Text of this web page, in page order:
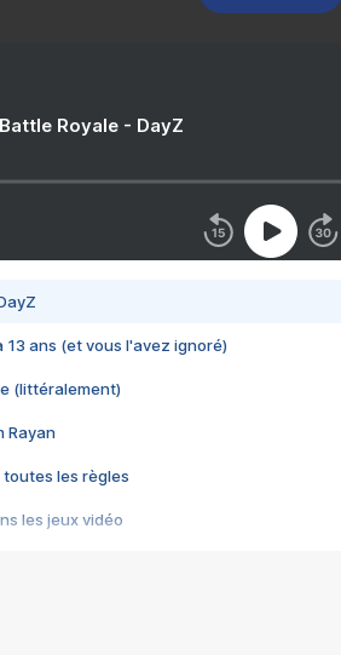
Royale - DayZ
13 ans (et vous l'avez ignoré)
(littéralement)
Rayan
toutes les règles
les jeux vidéo